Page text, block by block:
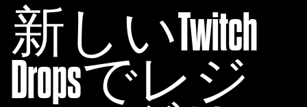
ー
タ
転
送
に
同
新しいTwitch
Dropsでレジ